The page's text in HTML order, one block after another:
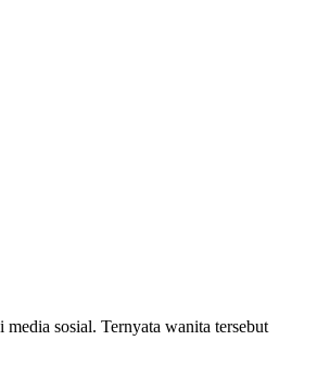
sosial. Ternyata wanita tersebut